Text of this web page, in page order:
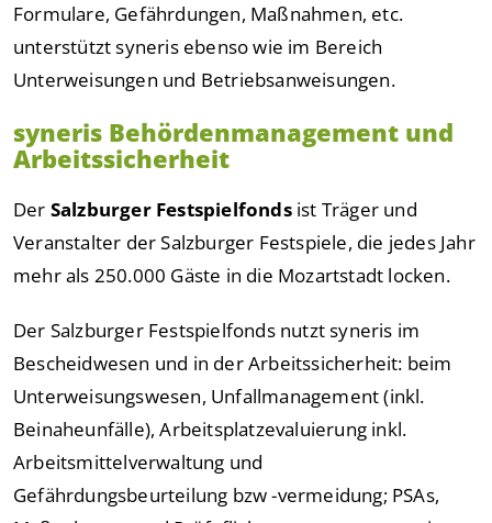
Formulare, Gefährdungen, Maßnahmen, etc.
unterstützt syneris ebenso wie im Bereich
Unterweisungen und Betriebsanweisungen.
syneris Behördenmanagement und
Arbeitssicherheit
Der Salzburger Festspielfondsist Träger und
Veranstalter der Salzburger Festspiele, die jedes Jahr
mehr als 250.000 Gäste in die Mozartstadt locken.
Der Salzburger Festspielfonds nutzt syneris im
Bescheidwesen und in der Arbeitssicherheit: beim
Unterweisungswesen, Unfallmanagement (inkl.
Beinaheunfälle), Arbeitsplatzevaluierung inkl.
Arbeitsmittelverwaltung und
Gefährdungsbeurteilung bzw -vermeidung; PSAs,